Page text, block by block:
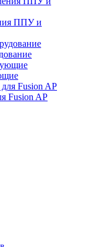
ППУ и
Fusion AP